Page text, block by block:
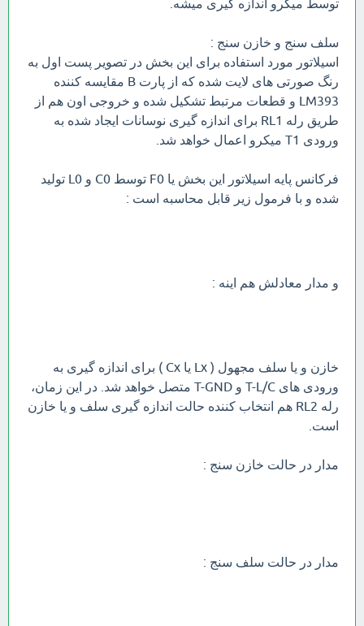
توسط میکرو اندازه گیری میشه.
سلف سنج و خازن سنج :
اسیلاتور مورد استفاده برای این بخش در تصویر پست اول به
رنگ صورتی های لایت شده که از پارت B مقایسه کننده
LM393 و قطعات مرتبط تشکیل شده و خروجی اون هم از
طریق رله RL1 برای اندازه گیری نوسانات ایجاد شده به
ورودی T1 میکرو اعمال خواهد شد.
فرکانس پایه اسیلاتور این بخش یا F0 توسط C0 و L0 تولید
شده و با فرمول زیر قابل محاسبه است :
و مدار معادلش هم اینه :
خازن و یا سلف مجهول ( Lx یا Cx ) برای اندازه گیری به
ورودی های T-L/C و T-GND متصل خواهد شد. در این زمان،
رله RL2 هم انتخاب کننده حالت اندازه گیری سلف و یا خازن
است.
مدار در حالت خازن سنج :
مدار در حالت سلف سنج :